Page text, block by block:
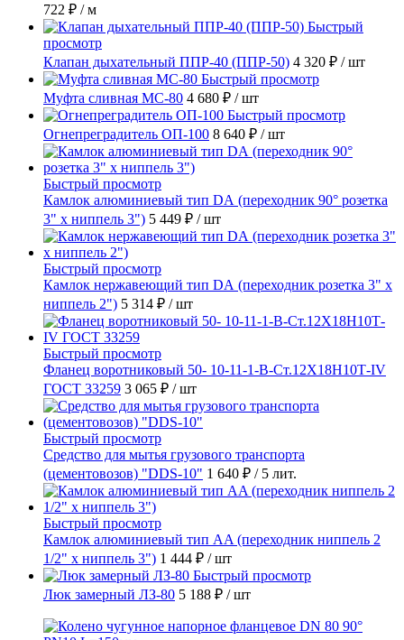
722 ₽ / м
Быстрый
просмотр
Клапан дыхательный ППР-40 (ППР-50) 4 320 ₽ / шт
Быстрый просмотр
Муфта сливная МС-80 4 680 ₽ / шт
Быстрый просмотр
Огнепреградитель ОП-100 8 640 ₽ / шт
Быстрый просмотр
Камлок алюминиевый тип DА (переходник 90° розетка
3" х ниппель 3") 5 449 ₽ / шт
Быстрый просмотр
Камлок нержавеющий тип DА (переходник розетка 3" х
ниппель 2") 5 314 ₽ / шт
Быстрый просмотр
Фланец воротниковый 50- 10-11-1-B-Ст.12Х18Н10Т-IV
ГОСТ 33259 3 065 ₽ / шт
Быстрый просмотр
Средство для мытья грузового транспорта
(цементовозов) "DDS-10" 1 640 ₽ / 5 лит.
Быстрый просмотр
Камлок алюминиевый тип AA (переходник ниппель 2
1/2" х ниппель 3") 1 444 ₽ / шт
Быстрый просмотр
Люк замерный ЛЗ-80 5 188 ₽ / шт